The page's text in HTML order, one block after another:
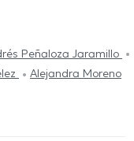
Peñaloza Jaramillo
Alejandra Moreno